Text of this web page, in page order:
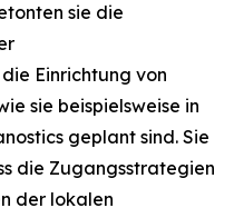
sie die
Einrichtung von
sie beispielsweise in
geplant sind. Sie
die Zugangsstrategien
der lokalen